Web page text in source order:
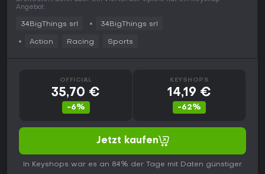
Angebot.
34BigThings srl 34BigThings srl
Action Racing Sports
OFFICIAL
35,70 €
-6%
KEYSHOPS
14,19 €
-62%
Jetzt kaufen
In Keyshops war es an 84% der Tage mit Daten günstiger.